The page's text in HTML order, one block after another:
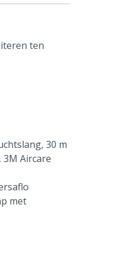
ten
30 m
Aircare
met